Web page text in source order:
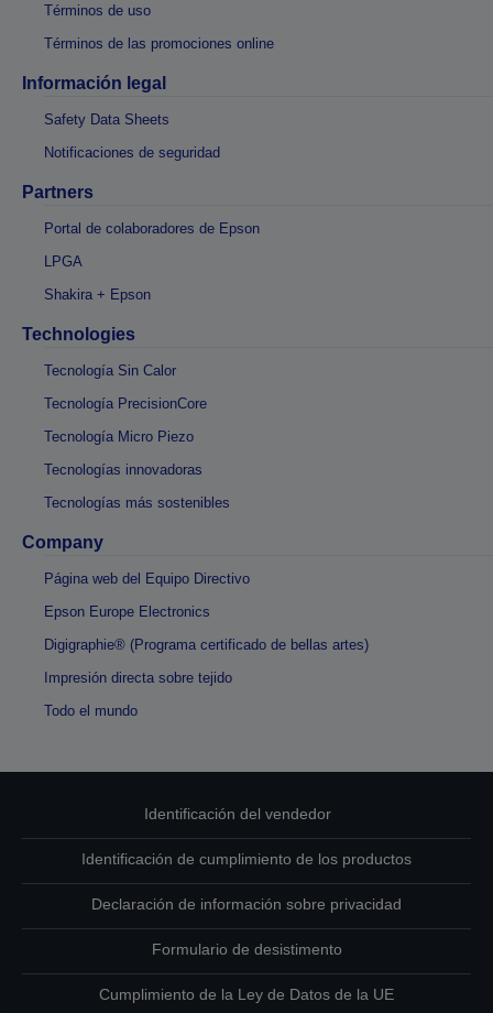
Términos de uso
Términos de las promociones online
Información legal
Safety Data Sheets
Notificaciones de seguridad
Partners
Portal de colaboradores de Epson
LPGA
Shakira + Epson
Technologies
Tecnología Sin Calor
Tecnología PrecisionCore
Tecnología Micro Piezo
Tecnologías innovadoras
Tecnologías más sostenibles
Company
Página web del Equipo Directivo
Epson Europe Electronics
Digigraphie® (Programa certificado de bellas artes)
Impresión directa sobre tejido
Todo el mundo
Identificación del vendedor
Identificación de cumplimiento de los productos
Declaración de información sobre privacidad
Formulario de desistimento
Cumplimiento de la Ley de Datos de la UE